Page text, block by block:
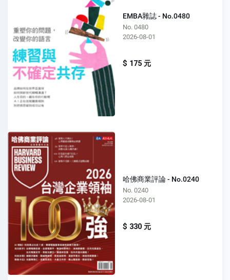
EMBA雜誌 - No.0480
No. 0480
2026-08-01
$ 175 元
哈佛商業評論 - No.0240
No. 0240
2026-08-01
$ 330 元